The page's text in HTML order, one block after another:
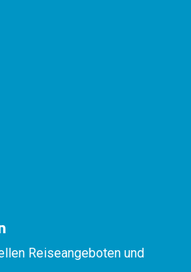
Reiseangeboten und